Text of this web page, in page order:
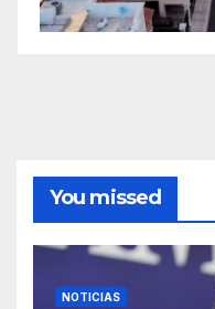
You missed
NOTICIAS